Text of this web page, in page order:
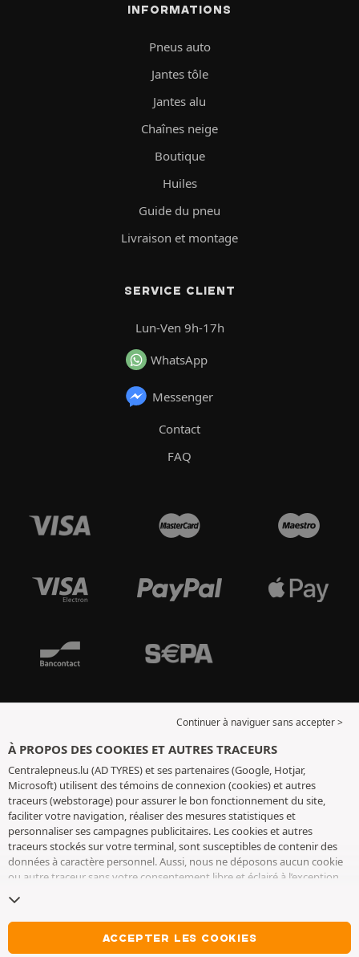
INFORMATIONS
Pneus auto
Jantes tôle
Jantes alu
Chaînes neige
Boutique
Huiles
Guide du pneu
Livraison et montage
SERVICE CLIENT
Lun-Ven 9h-17h
WhatsApp
Messenger
Contact
FAQ
Continuer à naviguer sans accepter >
À PROPOS DES COOKIES ET AUTRES TRACEURS
Centralepneus.lu (AD TYRES) et ses partenaires (Google, Hotjar,
Microsoft) utilisent des témoins de connexion (cookies) et autres
traceurs (webstorage) pour assurer le bon fonctionnement du site,
faciliter votre navigation, réaliser des mesures statistiques et
personnaliser ses campagnes publicitaires. Les cookies et autres
traceurs stockés sur votre terminal, sont susceptibles de contenir des
données à caractère personnel. Aussi, nous ne déposons aucun cookie
ou autre traceur sans votre consentement libre et éclairé à l’exception
conservons votre choix pendant 6 mois. Vous pouvez retirer votre
consentement à tout moment en vous rendant sur lapage cookies et
. Vous pouvez choisir de continuer à naviguer sans
accepter le dépôt de cookies ou autres traceurs. Le refus ne fait pas
ACCEPTER LES COOKIES